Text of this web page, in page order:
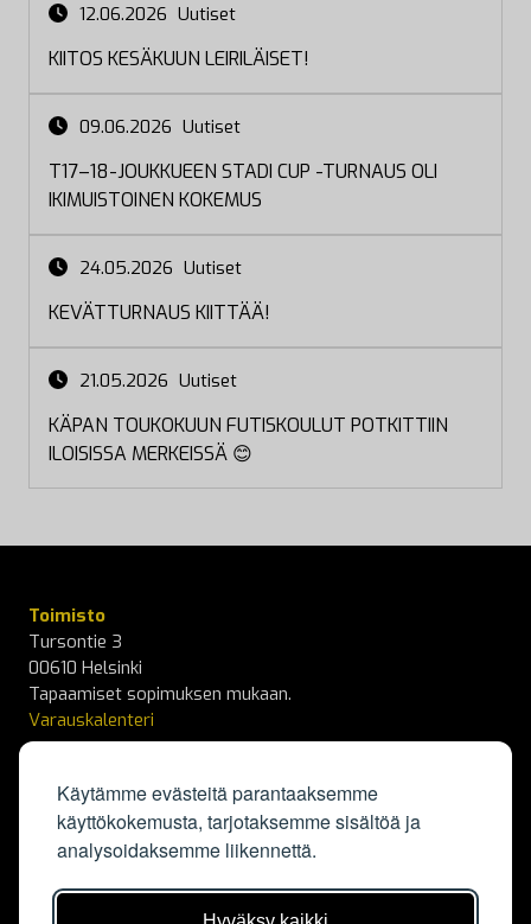
Käytämme evästeitä parantaaksemme
käyttökokemusta, tarjotaksemme sisältöä ja
analysoidaksemme liikennettä.
12.06.2026 Uutiset
KIITOS KESÄKUUN LEIRILÄISET!
09.06.2026 Uutiset
T17–18-JOUKKUEEN STADI CUP -TURNAUS OLI
IKIMUISTOINEN KOKEMUS
24.05.2026 Uutiset
KEVÄTTURNAUS KIITTÄÄ!
21.05.2026 Uutiset
KÄPAN TOUKOKUUN FUTISKOULUT POTKITTIIN
ILOISISSA MERKEISSÄ 😊
Toimisto
Tursontie 3
00610 Helsinki
Tapaamiset sopimuksen mukaan.
Varauskalenteri
KäPa Campus
Elisabeth Kochin tie 3
Kalenteri